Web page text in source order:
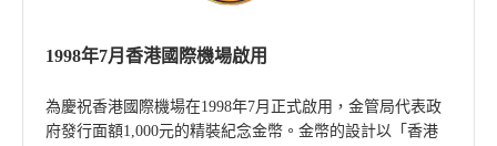
1998年7月香港國際機場啟用
為慶祝香港國際機場在1998年7月正式啟用，金管局代表政
府發行面額1,000元的精裝紀念金幣。金幣的設計以「香港